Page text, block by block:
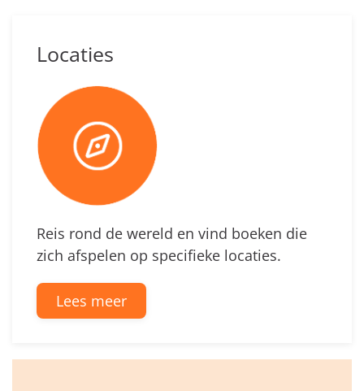
Locaties
Reis rond de wereld en vind boeken die
zich afspelen op specifieke locaties.
Lees meer